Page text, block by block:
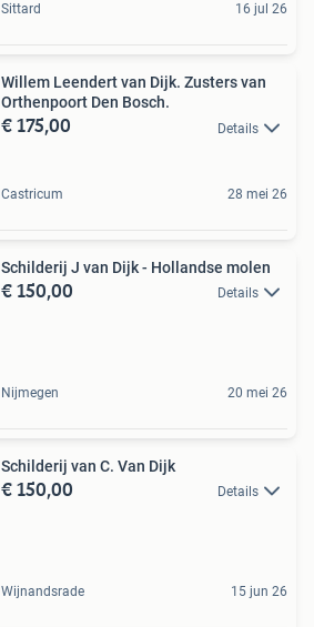
Sittard 16 jul 26
Willem Leendert van Dijk. Zusters van
Orthenpoort Den Bosch.
€ 175,00 Details
Castricum 28 mei 26
Schilderij J van Dijk - Hollandse molen
€ 150,00 Details
Nijmegen 20 mei 26
Schilderij van C. Van Dijk
€ 150,00 Details
Wijnandsrade 15 jun 26